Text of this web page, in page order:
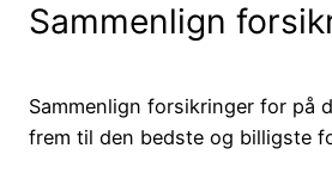
Sammenlign
Sammenlign forsikringer for på
frem til den bedste og billigste